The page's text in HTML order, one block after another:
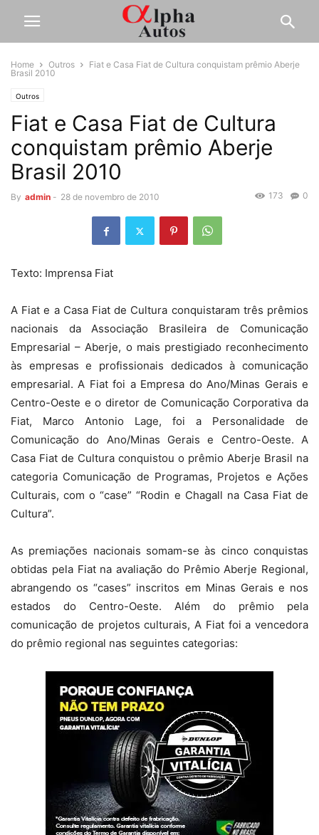
Home Outros
Fiat e Casa Fiat de Cultura conquistam prêmio Aberje
Brasil 2010
Outros
Fiat e Casa Fiat de Cultura
conquistam prêmio Aberje
Brasil 2010
By admin - 28 de novembro de 2010 0
173
Texto: Imprensa Fiat
A Fiat e a Casa Fiat de Cultura conquistaram três prêmios
nacionais da Associação Brasileira de Comunicação
Empresarial – Aberje, o mais prestigiado reconhecimento
às empresas e profissionais dedicados à comunicação
empresarial. A Fiat foi a Empresa do Ano/Minas Gerais e
Centro-Oeste e o diretor de Comunicação Corporativa da
Fiat, Marco Antonio Lage, foi a Personalidade de
Comunicação do Ano/Minas Gerais e Centro-Oeste. A
Casa Fiat de Cultura conquistou o prêmio Aberje Brasil na
categoria Comunicação de Programas, Projetos e Ações
Culturais, com o “case” “Rodin e Chagall na Casa Fiat de
Cultura”.
As premiações nacionais somam-se às cinco conquistas
obtidas pela Fiat na avaliação do Prêmio Aberje Regional,
abrangendo os “cases” inscritos em Minas Gerais e nos
estados do Centro-Oeste. Além do prêmio pela
comunicação de projetos culturais, A Fiat foi a vencedora
do prêmio regional nas seguintes categorias: